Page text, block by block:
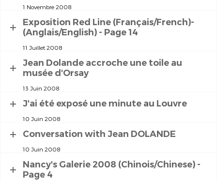
1 Novembre 2008
Exposition Red Line (Français/French)-
(Anglais/English) - Page 14
11 Juillet 2008
Jean Dolande accroche une toile au
musée d'Orsay
13 Juin 2008
J'ai été exposé une minute au Louvre
10 Juin 2008
Conversation with Jean DOLANDE
10 Juin 2008
Nancy's Galerie 2008 (Chinois/Chinese) -
Page 4